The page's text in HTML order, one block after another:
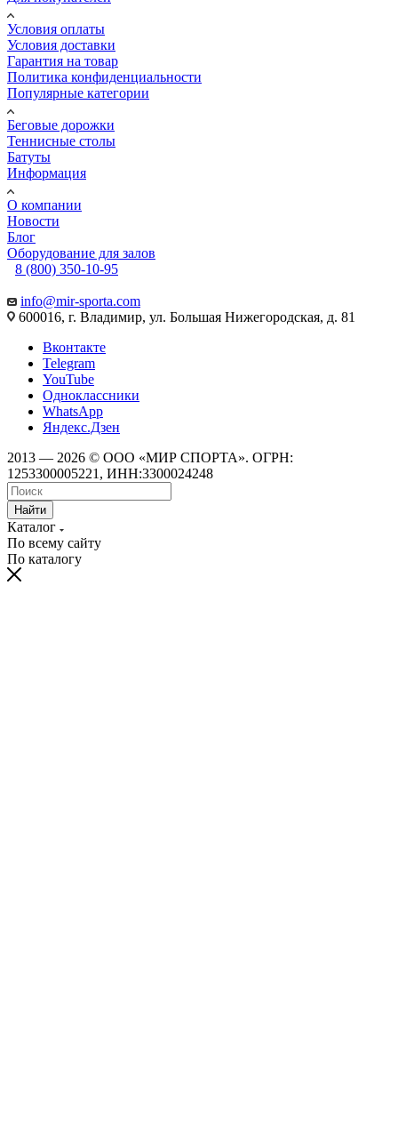
Условия оплаты
Условия доставки
Гарантия на товар
Политика конфиденциальности
Популярные категории
Беговые дорожки
Теннисные столы
Батуты
Информация
О компании
Новости
Блог
Оборудование для залов
8 (800) 350-10-95
info@mir-sporta.com
600016, г. Владимир, ул. Большая Нижегородская, д. 81
Вконтакте
Telegram
YouTube
Одноклассники
WhatsApp
Яндекс.Дзен
2013 — 2026 © ООО «МИР СПОРТА». ОГРН:
1253300005221, ИНН:3300024248
Найти
Каталог
По всему сайту
По каталогу